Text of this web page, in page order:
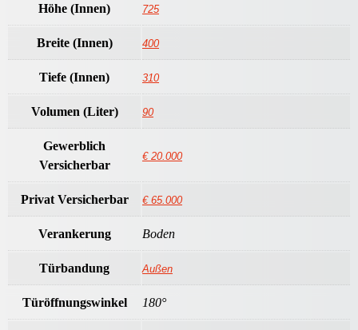
Höhe (Innen) 725
Breite (Innen) 400
Tiefe (Innen) 310
Volumen (Liter) 90
Gewerblich
Versicherbar
€ 20.000
Privat Versicherbar € 65.000
Verankerung Boden
Türbandung Außen
Türöffnungswinkel 180°